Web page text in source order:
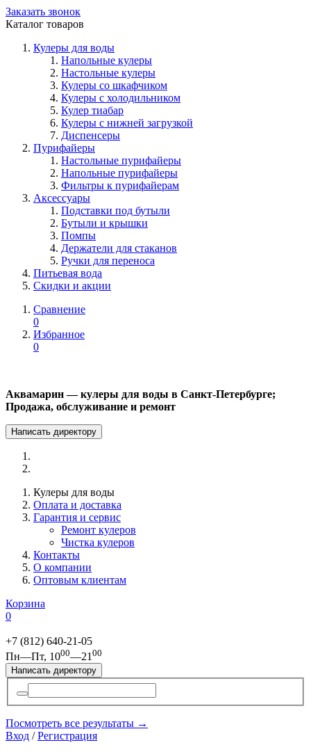
Заказать звонок
Каталог товаров
Кулеры для воды
Напольные кулеры
Настольные кулеры
Кулеры со шкафчиком
Кулеры с холодильником
Кулер тиабар
Кулеры с нижней загрузкой
Диспенсеры
Пурифайеры
Настольные пурифайеры
Напольные пурифайеры
Фильтры к пурифайерам
Аксессуары
Подставки под бутыли
Бутыли и крышки
Помпы
Держатели для стаканов
Ручки для переноса
Питьевая вода
Скидки и акции
Сравнение
0
Избранное
0
Аквамарин — кулеры для воды в Санкт-Петербурге;
Продажа, обслуживание и ремонт
Написать директору
Кулеры для воды
Оплата и доставка
Гарантия и сервис
Ремонт кулеров
Чистка кулеров
Контакты
О компании
Оптовым клиентам
Корзина
0
+7 (812) 640-21-05
Пн—Пт, 1000—21 00
Написать директору
Посмотреть все результаты →
Вход /Регистрация